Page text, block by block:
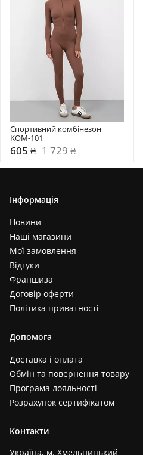
Спортивний комбінезон
KOM-101
605 ₴ 1 729 ₴
Інформація
Новини
Наші магазини
Мої замовлення
Відгуки
Франшиза
Договір оферти
Політика приватності
Допомога
Доставка і оплата
Обмін та повернення товару
Програма лояльності
Розрахунок сертифікатом
Контакти
Україна, м. Хмельницький